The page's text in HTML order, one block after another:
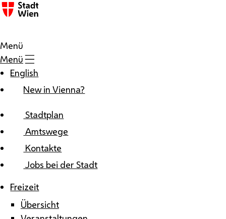
Zum Inhalt
Menü
Menü
English
New in Vienna?
Stadtplan
Amtswege
Kontakte
Jobs bei der Stadt
Freizeit
Übersicht